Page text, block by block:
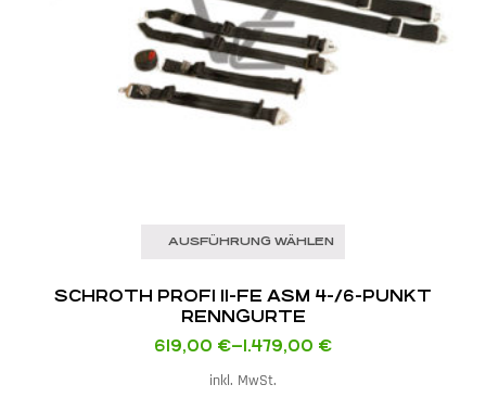
AUSFÜHRUNG WÄHLEN
SCHROTH PROFI II-FE ASM 4-/6-PUNKT
RENNGURTE
619,00 €–1.479,00 €
inkl. MwSt.